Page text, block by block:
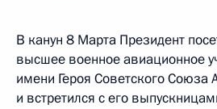
В канун 8 Марта Президент
высшее военное авиационное
имени Героя Советского Союза
и встретился с его